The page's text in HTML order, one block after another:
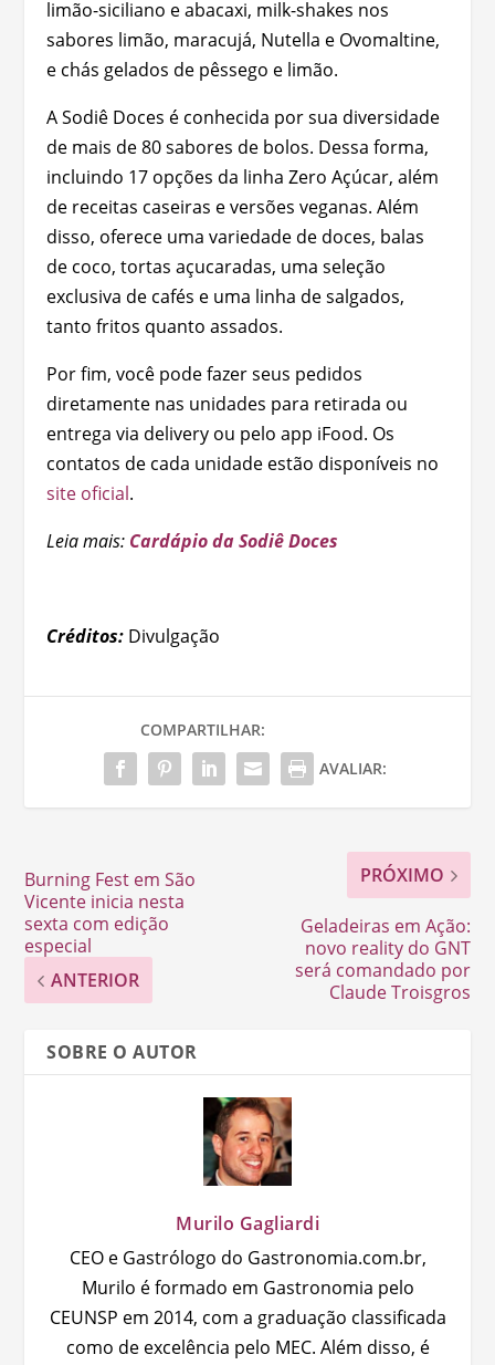
limão-siciliano e abacaxi, milk-shakes nos
sabores limão, maracujá, Nutella e Ovomaltine,
e chás gelados de pêssego e limão.
A Sodiê Doces é conhecida por sua diversidade
de mais de 80 sabores de bolos. Dessa forma,
incluindo 17 opções da linha Zero Açúcar, além
de receitas caseiras e versões veganas. Além
disso, oferece uma variedade de doces, balas
de coco, tortas açucaradas, uma seleção
exclusiva de cafés e uma linha de salgados,
tanto fritos quanto assados.
Por fim, você pode fazer seus pedidos
diretamente nas unidades para retirada ou
entrega via delivery ou pelo app iFood. Os
contatos de cada unidade estão disponíveis no
site oficial.
Leia mais: Cardápio da Sodiê Doces
Créditos: Divulgação
COMPARTILHAR:
AVALIAR:
Burning Fest em São
Vicente inicia nesta
sexta com edição
especial
ANTERIOR
PRÓXIMO
Geladeiras em Ação:
novo reality do GNT
será comandado por
Claude Troisgros
SOBRE O AUTOR
Murilo Gagliardi
CEO e Gastrólogo do Gastronomia.com.br,
Murilo é formado em Gastronomia pelo
CEUNSP em 2014, com a graduação classificada
como de excelência pelo MEC. Além disso, é